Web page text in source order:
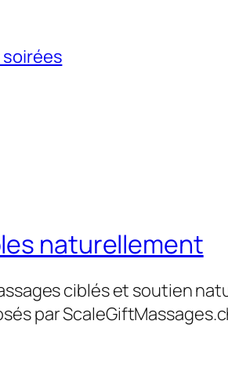
soirées
naturellement
ciblés et soutien
par